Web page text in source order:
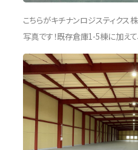
こちらがキチナンロジスティク
写真です！既存倉庫1-5棟に加えて